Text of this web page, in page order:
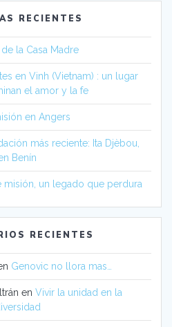
RECIENTES
la Casa Madre
en Vinh (Vietnam) : un lugar
el amor y la fe
en Angers
más reciente: Ita Djèbou,
Benín
misión, un legado que perdura
RECIENTES
Genovic no llora mas…
en Vivir la unidad en la